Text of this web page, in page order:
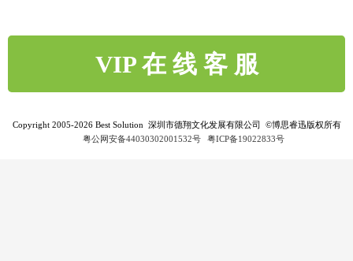
VIP 在 线 客 服
Copyright 2005-2026 Best Solution 深圳市德翔文化发展有限公司 ©博思睿迅版权所有
粤公网安备44030302001532号
粤ICP备19022833号